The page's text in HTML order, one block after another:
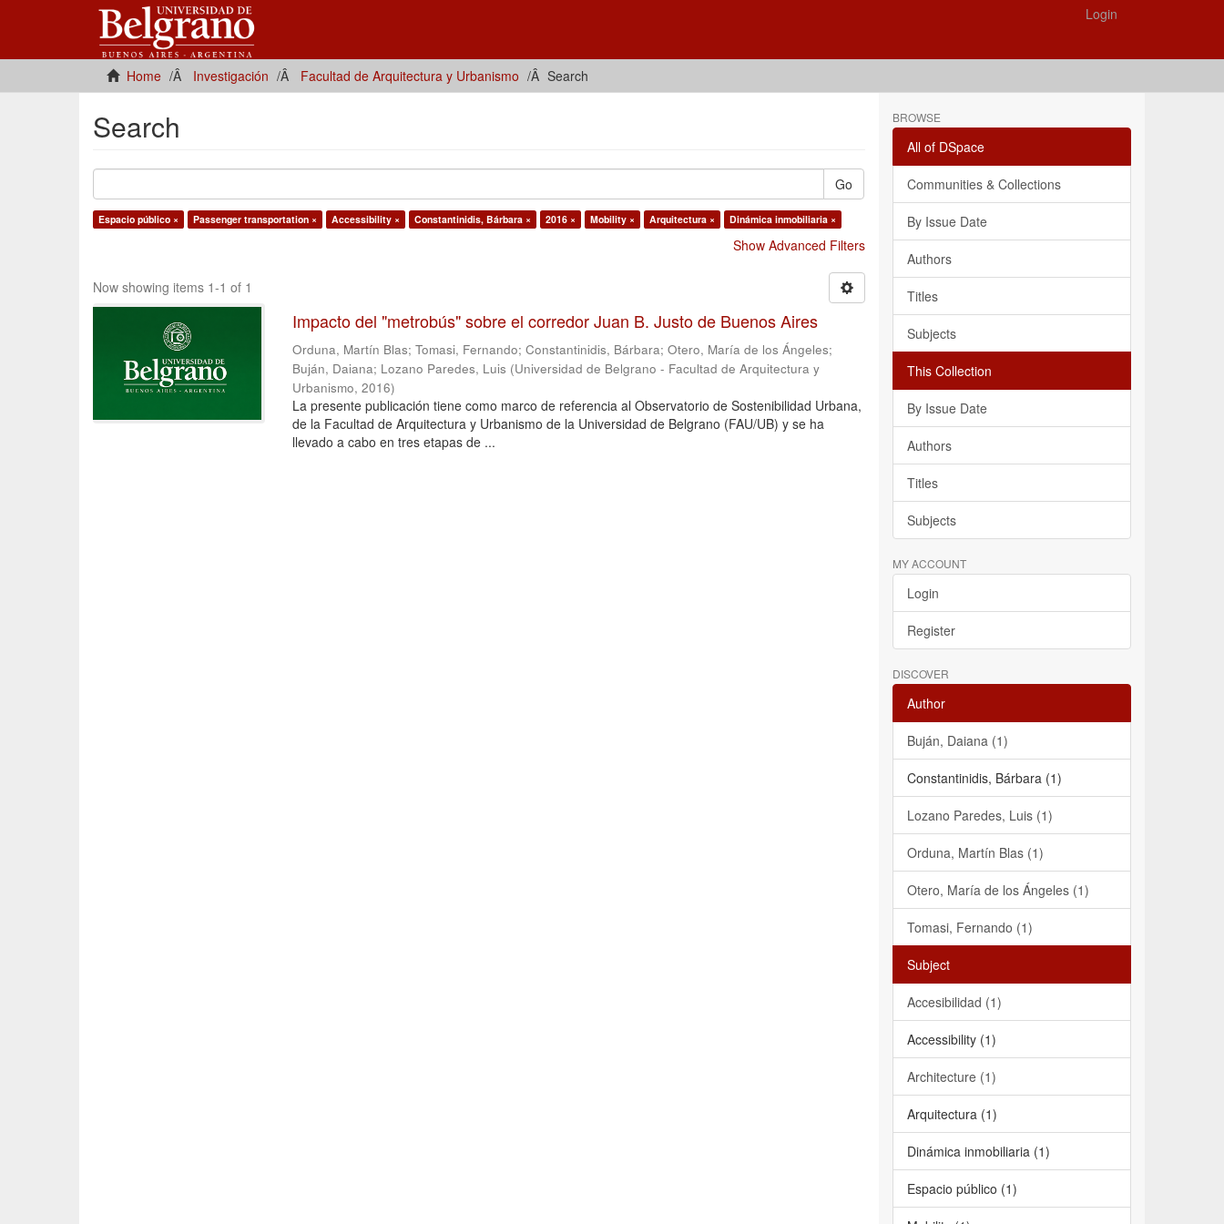
Login
Home Investigación Facultad de Arquitectura y Urbanismo Search
Search
Go
Espacio público × Passenger transportation × Accessibility × Constantinidis, Bárbara × 2016 × Mobility × Arquitectura × Dinámica inmobiliaria ×
Show Advanced Filters
Now showing items 1-1 of 1
Impacto del "metrobús" sobre el corredor Juan B. Justo de Buenos Aires
Orduna, Martín Blas;Tomasi, Fernando;Constantinidis, Bárbara;Otero, María de los Ángeles;
Buján, Daiana; Lozano Paredes, Luis (Universidad de Belgrano - Facultad de Arquitectura y
Urbanismo,2016)
La presente publicación tiene como marco de referencia al Observatorio de Sostenibilidad Urbana,
de la Facultad de Arquitectura y Urbanismo de la Universidad de Belgrano (FAU/UB) y se ha
llevado a cabo en tres etapas de ...
BROWSE
All of DSpace
Communities & Collections
By Issue Date
Authors
Titles
Subjects
This Collection
By Issue Date
Authors
Titles
Subjects
MY ACCOUNT
Login
Register
DISCOVER
Author
Buján, Daiana (1)
Constantinidis, Bárbara (1)
Lozano Paredes, Luis (1)
Orduna, Martín Blas (1)
Otero, María de los Ángeles (1)
Tomasi, Fernando (1)
Subject
Accesibilidad (1)
Accessibility (1)
Architecture (1)
Arquitectura (1)
Dinámica inmobiliaria (1)
Espacio público (1)